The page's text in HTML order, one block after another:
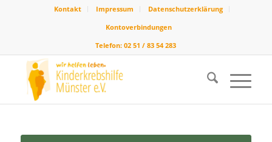
Kontakt Impressum
Datenschutzerklärung
Kontoverbindungen
Telefon: 02 51 / 83 54 283